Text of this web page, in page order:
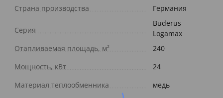
Страна производства
Германия
Серия
Buderus
Logamax
Отапливаемая площадь, м²
240
Мощность, кВт
24
Материал теплообменника
медь